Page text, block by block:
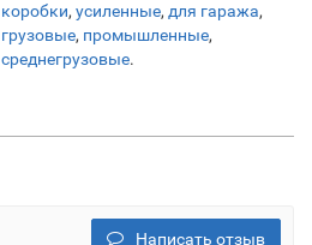
коробки, усиленные, для гаража,
грузовые, промышленные,
среднегрузовые.
Написать отзыв